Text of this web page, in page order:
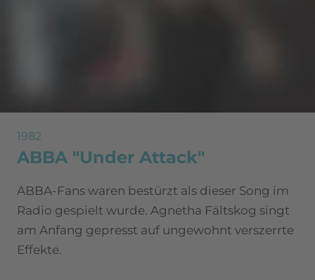
1982
ABBA "Under Attack"
ABBA-Fans waren bestürzt als dieser Song im
Radio gespielt wurde. Agnetha Fältskog singt
am Anfang gepresst auf ungewohnt verszerrte
Effekte.